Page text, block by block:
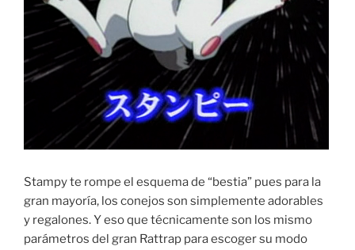
Stampy te rompe el esquema de “bestia” pues para la
gran mayoría, los conejos son simplemente adorables
y regalones. Y eso que técnicamente son los mismo
parámetros del gran Rattrap para escoger su modo